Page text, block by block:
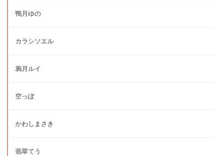
鴨月ゆの
カラシソエル
鴉月ルイ
空っぽ
かわしまさき
翡翠てう